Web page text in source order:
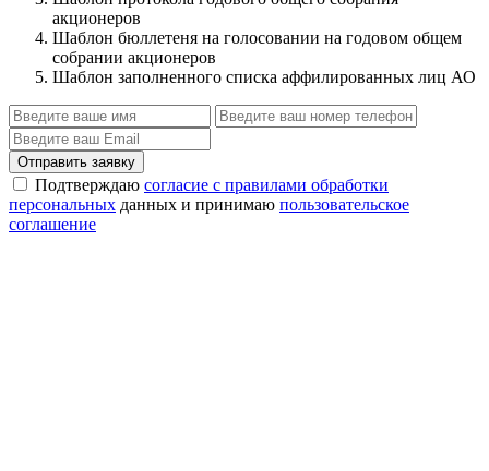
акционеров
Шаблон бюллетеня на голосовании на годовом общем
собрании акционеров
Шаблон заполненного списка аффилированных лиц АО
Отправить заявку
Подтверждаю согласие с правилами обработки
персональных данных и принимаю пользовательское
соглашение